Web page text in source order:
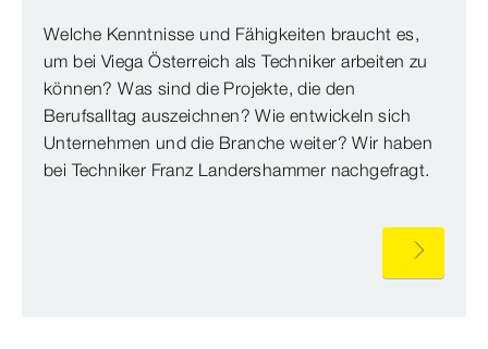
Welche Kenntnisse und Fähigkeiten braucht es,
um bei Viega Österreich als Techniker arbeiten zu
können? Was sind die Projekte, die den
Berufsalltag auszeichnen? Wie entwickeln sich
Unternehmen und die Branche weiter? Wir haben
bei Techniker Franz Landershammer nachgefragt.